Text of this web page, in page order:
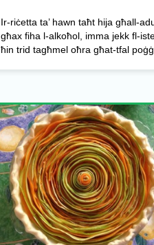
Ir-riċetta ta’ hawn taħt hija għall-
għax fiha l-alkoħol, imma jekk fl-
ħin trid tagħmel oħra għat-tfal